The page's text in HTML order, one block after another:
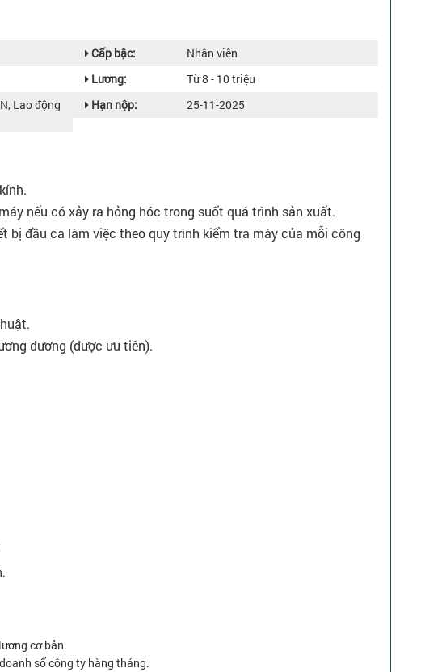
Lao động
Cấp bậc:
Nhân viên
Lương:
Từ 8 - 10 triệu
Hạn nộp:
25-11-2025
nếu có xảy ra hỏng hóc trong suốt quá trình sản xuất.
bị đầu ca làm việc theo quy trình kiểm tra máy của mỗi công
đương (được ưu tiên).
cơ bản.
số công ty hàng tháng.